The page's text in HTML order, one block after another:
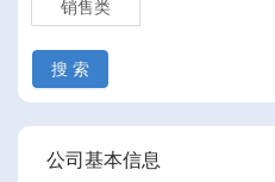
销售类
搜 索
公司基本信息